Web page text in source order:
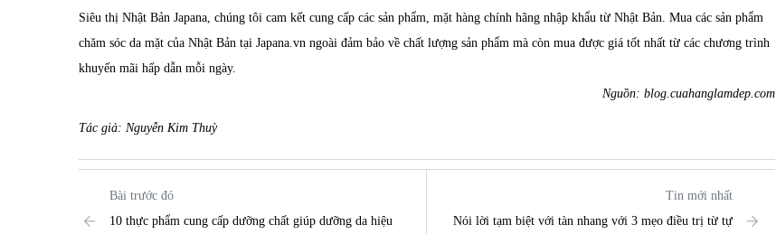
Siêu thị Nhật Bản Japana , chúng tôi cam kết cung cấp các sản phẩm, mặt hàng chính hãng nhập khẩu từ Nhật Bản. Mua các sản phẩm
chăm sóc da mặt của Nhật Bản tại Japana.vn ngoài đảm bảo về chất lượng sản phẩm mà còn mua được giá tốt nhất từ các chương trình
khuyến mãi hấp dẫn mỗi ngày.
Nguồn: blog.cuahanglamdep.com
Tác giả: Nguyễn Kim Thuỳ
Bài trước đó
10 thực phẩm cung cấp dưỡng chất giúp dưỡng da hiệu
Tin mới nhất
Nói lời tạm biệt với tàn nhang với 3 mẹo điều trị từ tự